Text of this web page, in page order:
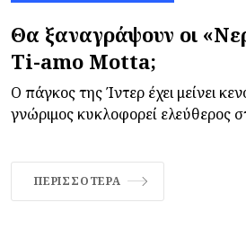
Θα ξαναγράψουν οι
Ti-amo Motta;
Ο πάγκος της Ίντερ έχει μείνει
γνώριμος κυκλοφορεί ελεύθερος
ΠΕΡΙΣΣΌΤΕΡΑ